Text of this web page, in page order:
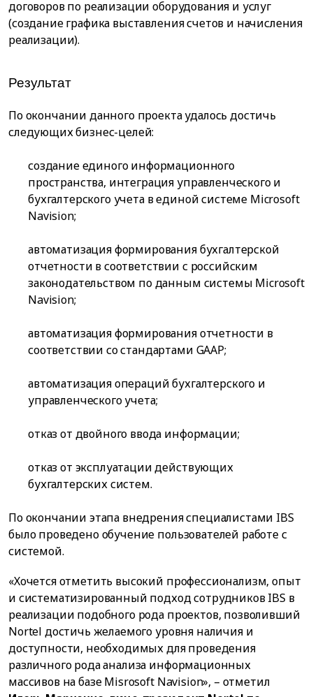
договоров по реализации оборудования и услуг
(создание графика выставления счетов и начисления
реализации).
Результат
По окончании данного проекта удалось достичь
следующих бизнес-целей:
создание единого информационного
пространства, интеграция управленческого и
бухгалтерского учета в единой системе Microsoft
Navision;
автоматизация формирования бухгалтерской
отчетности в соответствии с российским
законодательством по данным системы Microsoft
Navision;
автоматизация формирования отчетности в
соответствии со стандартами GAAP;
автоматизация операций бухгалтерского и
управленческого учета;
отказ от двойного ввода информации;
отказ от эксплуатации действующих
бухгалтерских систем.
По окончании этапа внедрения специалистами IBS
было проведено обучение пользователей работе с
системой.
«Хочется отметить высокий профессионализм, опыт
и систематизированный подход сотрудников IBS в
реализации подобного рода проектов, позволивший
Nortel достичь желаемого уровня наличия и
доступности, необходимых для проведения
различного рода анализа информационных
массивов на базе Misrosoft Navision», – отметил